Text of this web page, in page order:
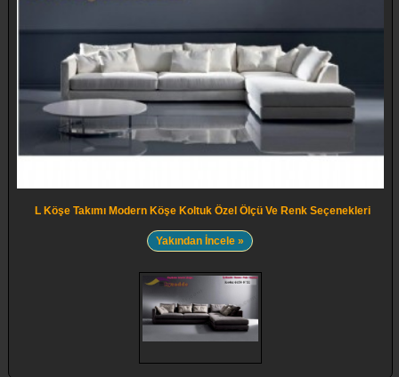
L Köşe Takımı Modern Köşe Koltuk Özel Ölçü Ve Renk Seçenekleri
Yakından İncele »